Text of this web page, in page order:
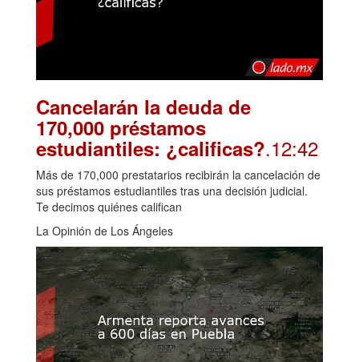
Cancelarán la deuda de
170,000 préstamos
estudiantiles: ¿calificas?.12:42
Más de 170,000 prestatarios recibirán la cancelación de
sus préstamos estudiantiles tras una decisión judicial.
Te decimos quiénes califican
La Opinión de Los Ángeles